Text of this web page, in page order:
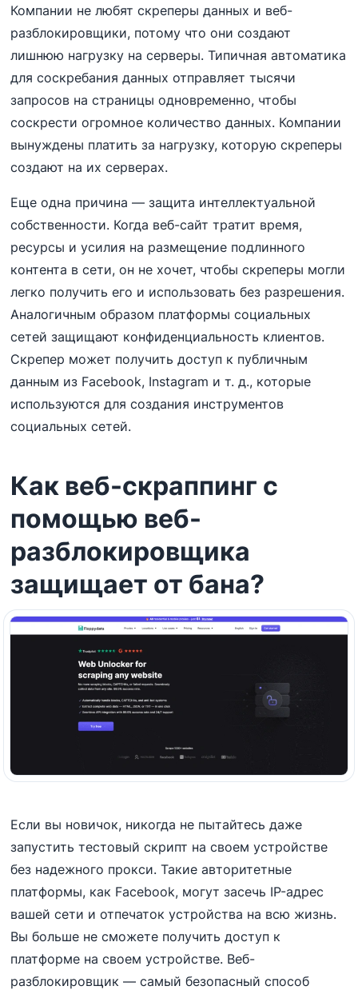
Компании не любят скреперы данных и веб-
разблокировщики, потому что они создают
лишнюю нагрузку на серверы. Типичная автоматика
для соскребания данных отправляет тысячи
запросов на страницы одновременно, чтобы
соскрести огромное количество данных. Компании
вынуждены платить за нагрузку, которую скреперы
создают на их серверах.
Еще одна причина — защита интеллектуальной
собственности. Когда веб-сайт тратит время,
ресурсы и усилия на размещение подлинного
контента в сети, он не хочет, чтобы скреперы могли
легко получить его и использовать без разрешения.
Аналогичным образом платформы социальных
сетей защищают конфиденциальность клиентов.
Скрепер может получить доступ к публичным
данным из Facebook, Instagram и т. д., которые
используются для создания инструментов
социальных сетей.
Как веб-скраппинг с
помощью веб-
разблокировщика
защищает от бана?
Если вы новичок, никогда не пытайтесь даже
запустить тестовый скрипт на своем устройстве
без надежного прокси. Такие авторитетные
платформы, как Facebook, могут засечь IP-адрес
вашей сети и отпечаток устройства на всю жизнь.
Вы больше не сможете получить доступ к
платформе на своем устройстве. Веб-
разблокировщик — самый безопасный способ